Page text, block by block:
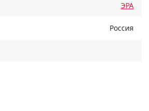
ЭРА
Россия